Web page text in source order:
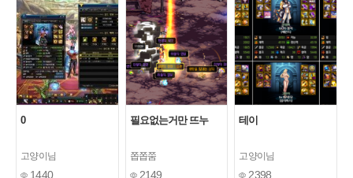
0
고양이님
1440
필요없는거만 뜨누
쫍쫍쭘
2149
테이
고양이님
2398